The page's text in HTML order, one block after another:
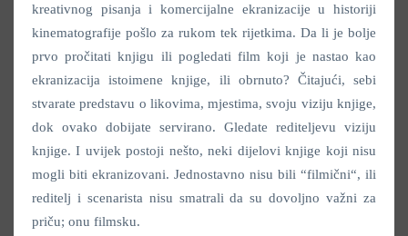
kreativnog pisanja i komercijalne ekranizacije u historiji
kinematografije pošlo za rukom tek rijetkima. Da li je bolje
prvo pročitati knjigu ili pogledati film koji je nastao kao
ekranizacija istoimene knjige, ili obrnuto? Čitajući, sebi
stvarate predstavu o likovima, mjestima, svoju viziju knjige,
dok ovako dobijate servirano. Gledate rediteljevu viziju
knjige. I uvijek postoji nešto, neki dijelovi knjige koji nisu
mogli biti ekranizovani. Jednostavno nisu bili “filmični“, ili
reditelj i scenarista nisu smatrali da su dovoljno važni za
priču; onu filmsku.